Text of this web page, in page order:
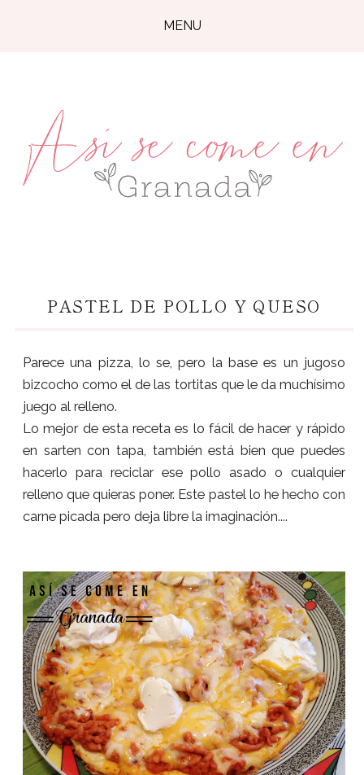
MENU
PASTEL DE POLLO Y QUESO
Parece una pizza, lo se, pero la base es un jugoso
bizcocho como el de las tortitas que le da muchísimo
juego al relleno.
Lo mejor de esta receta es lo fácil de hacer y rápido
en sarten con tapa, también está bien que puedes
hacerlo para reciclar ese pollo asado o cualquier
relleno que quieras poner. Este pastel lo he hecho con
carne picada pero deja libre la imaginación....